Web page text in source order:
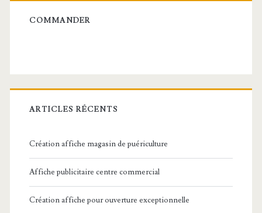
latérale
COMMANDER
ARTICLES RÉCENTS
Création affiche magasin de puériculture
Affiche publicitaire centre commercial
Création affiche pour ouverture exceptionnelle